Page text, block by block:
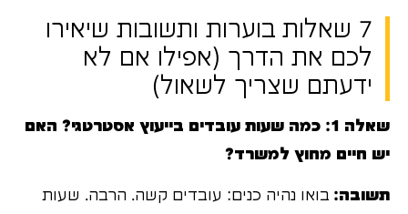
7 שאלות בוערות ותשובות שיאירו
לכם את הדרך (אפילו אם לא
ידעתם שצריך לשאול)
שאלה 1: כמה שעות עובדים בייעוץ אסטרטגי? האם
יש חיים מחוץ למשרד?
תשובה: בואו נהיה כנים: עובדים קשה. הרבה. שעות